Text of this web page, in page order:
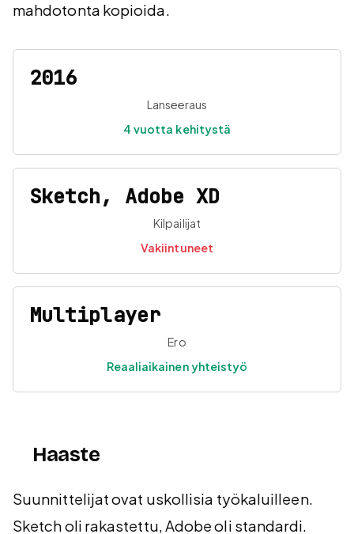
mahdotonta kopioida.
2016
Lanseeraus
4 vuotta kehitystä
Sketch, Adobe XD
Kilpailijat
Vakiintuneet
Multiplayer
Ero
Reaaliaikainen yhteistyö
Haaste
Suunnittelijat ovat uskollisia työkaluilleen.
Sketch oli rakastettu, Adobe oli standardi.